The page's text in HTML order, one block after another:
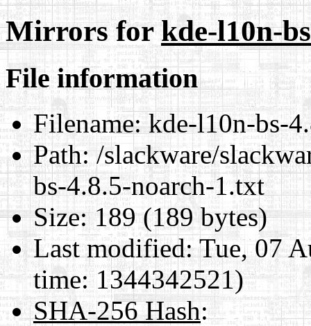
Mirrors forkde-l10n-
File information
Filename:kde-l10n-bs-
Path:/slackware/
bs-4.8.5-noarch-1.txt
Size:189 (189 bytes)
Last modified:Tue, 07
time: 1344342521)
SHA-256 Hash: